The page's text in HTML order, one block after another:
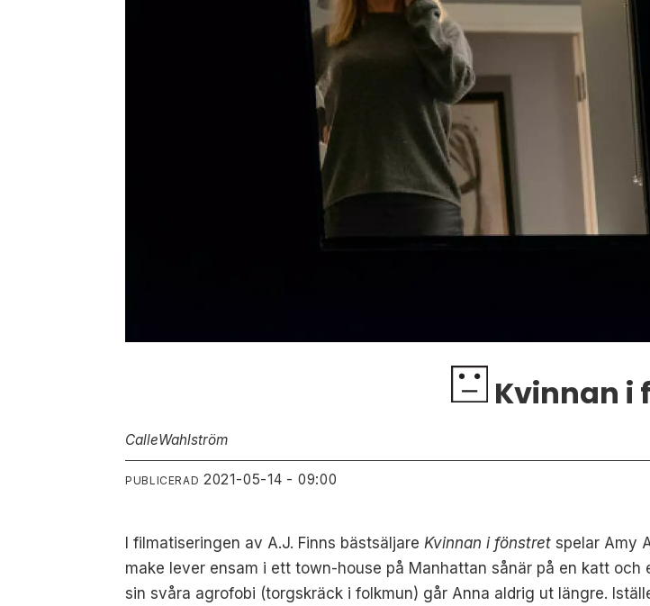
Kvinnan i
CalleWahlström
PUBLICERAD 2021-05-14 - 09:00
I filmatiseringen av A.J. Finns bästsäljareKvinnan i fönstret spelar Amy
make lever ensam i ett town-house på Manhattan sånär på en katt
sin svåra agrofobi (torgskräck i folkmun) går Anna aldrig ut längre.